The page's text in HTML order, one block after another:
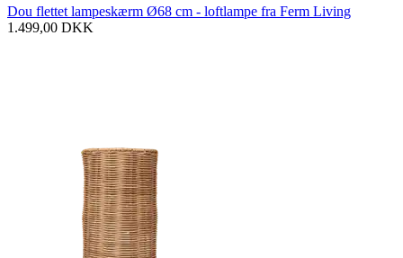
Dou flettet lampeskærm Ø68 cm - loftlampe fra Ferm Living
1.499,00 DKK